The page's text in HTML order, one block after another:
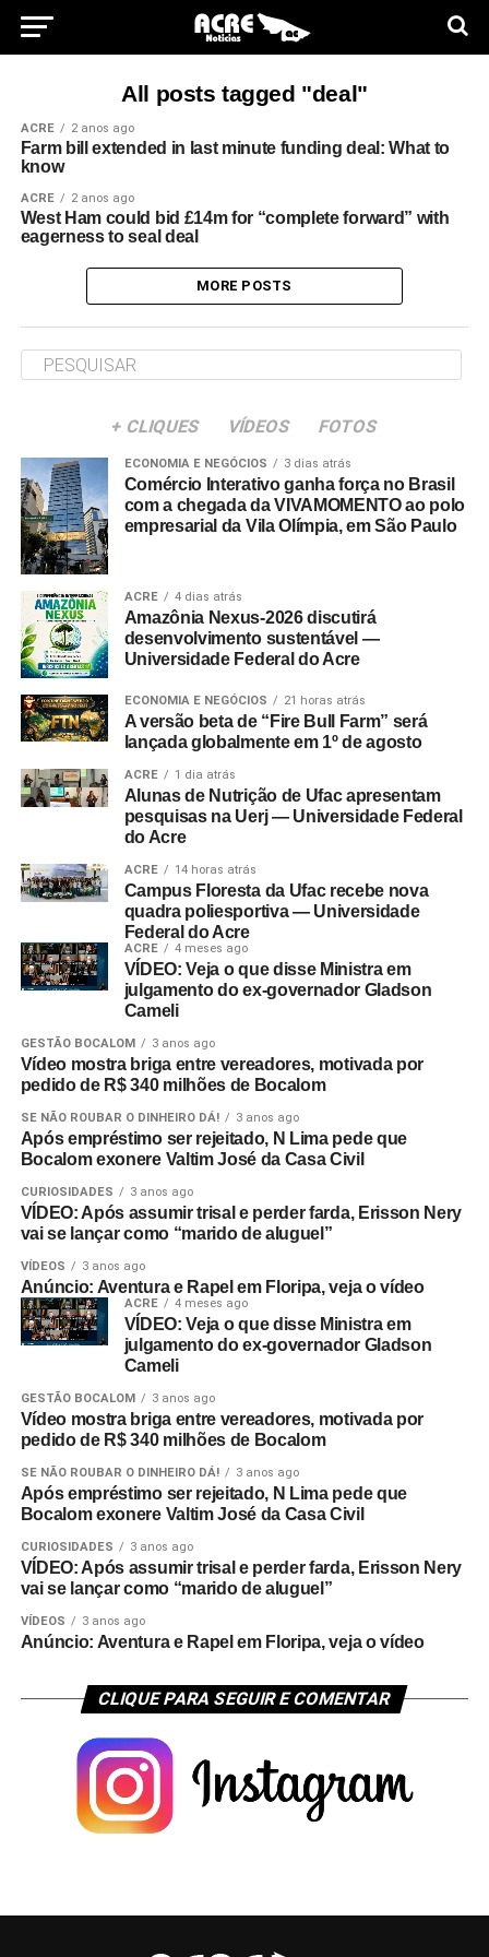
All posts tagged "deal"
ACRE 2 anos ago
Farm bill extended in last minute funding deal: What to
know
ACRE 2 anos ago
West Ham could bid £14m for “complete forward” with
eagerness to seal deal
MORE POSTS
+ CLIQUES VÍDEOS FOTOS
ECONOMIA E NEGÓCIOS 3 dias atrás
Comércio Interativo ganha força no Brasil
com a chegada da VIVAMOMENTO ao polo
empresarial da Vila Olímpia, em São Paulo
ACRE 4 dias atrás
Amazônia Nexus-2026 discutirá
desenvolvimento sustentável —
Universidade Federal do Acre
ECONOMIA E NEGÓCIOS 21 horas atrás
A versão beta de “Fire Bull Farm” será
lançada globalmente em 1º de agosto
ACRE 1 dia atrás
Alunas de Nutrição de Ufac apresentam
pesquisas na Uerj — Universidade Federal
do Acre
ACRE 14 horas atrás
Campus Floresta da Ufac recebe nova
quadra poliesportiva — Universidade
Federal do Acre
ACRE 4 meses ago
VÍDEO: Veja o que disse Ministra em
julgamento do ex-governador Gladson
Cameli
GESTÃO BOCALOM 3 anos ago
Vídeo mostra briga entre vereadores, motivada por
pedido de R$ 340 milhões de Bocalom
SE NÃO ROUBAR O DINHEIRO DÁ! 3 anos ago
Após empréstimo ser rejeitado, N Lima pede que
Bocalom exonere Valtim José da Casa Civil
CURIOSIDADES 3 anos ago
VÍDEO: Após assumir trisal e perder farda, Erisson Nery
vai se lançar como “marido de aluguel”
VÍDEOS 3 anos ago
Anúncio: Aventura e Rapel em Floripa, veja o vídeo
ACRE 4 meses ago
VÍDEO: Veja o que disse Ministra em
julgamento do ex-governador Gladson
Cameli
GESTÃO BOCALOM 3 anos ago
Vídeo mostra briga entre vereadores, motivada por
pedido de R$ 340 milhões de Bocalom
SE NÃO ROUBAR O DINHEIRO DÁ! 3 anos ago
Após empréstimo ser rejeitado, N Lima pede que
Bocalom exonere Valtim José da Casa Civil
CURIOSIDADES 3 anos ago
VÍDEO: Após assumir trisal e perder farda, Erisson Nery
vai se lançar como “marido de aluguel”
VÍDEOS 3 anos ago
Anúncio: Aventura e Rapel em Floripa, veja o vídeo
CLIQUE PARA SEGUIR E COMENTAR